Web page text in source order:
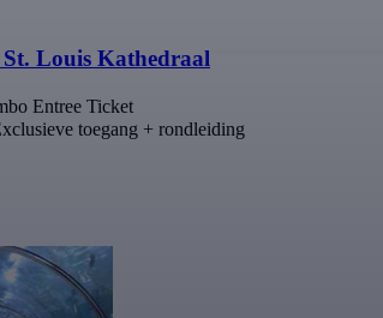
Louis Kathedraal
Entree Ticket
toegang + rondleiding